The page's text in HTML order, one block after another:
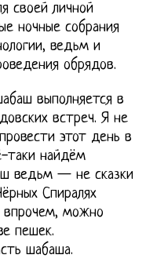
своей личной
ночные собрания
ведьм и
обрядов.
выполняется в
встреч. Я не
этот день в
таки найдём
ведьм — не сказки
Спиралях
впрочем, можно
пешек.
шабаша.